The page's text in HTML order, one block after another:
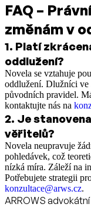
FAQ –
změnám v
1. Platí
oddlužení?
Novela se vztahuje
oddlužení. Dlužníci ve
původních pravidel.
kontaktujte nás na
2. Je
věřitelů?
Novela neupravuje
pohledávek, což
nízká míra. Záleží na
Potřebujete strategii
konzultace@arws.cz.
ARROWS